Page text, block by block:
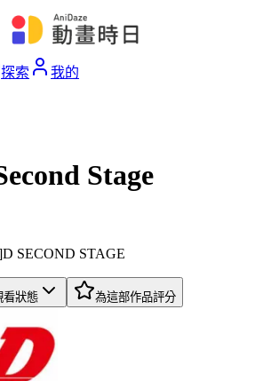
探索 我的
Stage
SECOND STAGE
看狀態 為這部作品評分